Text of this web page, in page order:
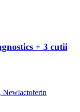
+ 3 cutii